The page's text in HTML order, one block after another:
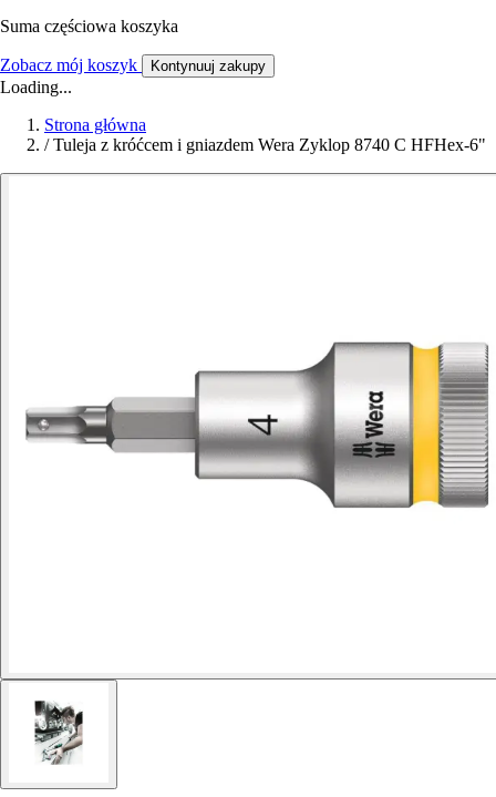
Suma częściowa koszyka
Zobacz mój koszyk Kontynuuj zakupy
Loading...
Strona główna
/ Tuleja z króćcem i gniazdem Wera Zyklop 8740 C HFHex-6"